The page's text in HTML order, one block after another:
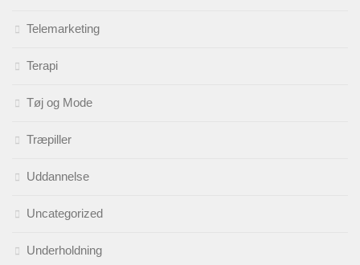
Telemarketing
Terapi
Tøj og Mode
Træpiller
Uddannelse
Uncategorized
Underholdning